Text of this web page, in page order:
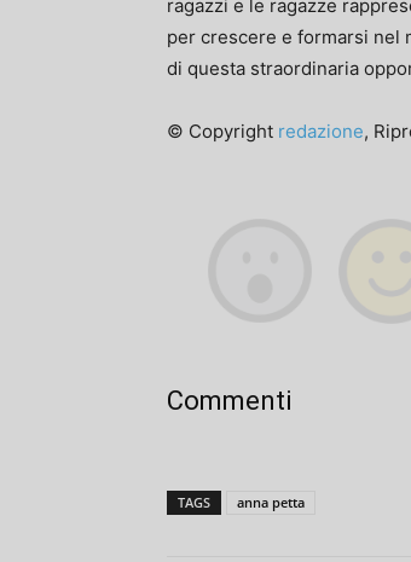
ragazzi e le ragazze
per crescere e formarsi nel
di questa straordinaria
© Copyright redazione,
Commenti
TAGS anna petta